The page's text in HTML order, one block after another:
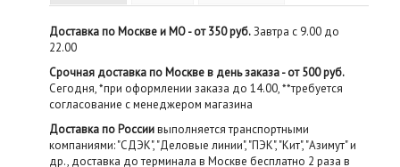
Доставка по Москве и МО - от 350 руб.Завтра с 9.00 до
22.00
Срочная доставка по Москве в день заказа - от 500 руб.
Сегодня, *при оформлении заказа до 14.00, **требуется
согласование с менеджером магазина
Доставка по Россиивыполняется транспортными
компаниями: "СДЭК", "Деловые линии", "ПЭК", "Кит", "Азимут" и
др., доставка до терминала в Москве бесплатно 2 раза в